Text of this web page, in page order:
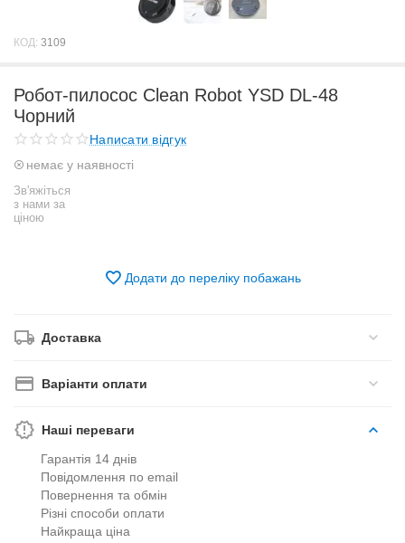
КОД: 3109
Робот-пилосос Clean Robot YSD DL-48
Чорний
Написати відгук
немає у наявності
Зв'яжіться
з нами за
ціною
Додати до переліку побажань
Доставка
Варіанти оплати
Наші переваги
Гарантія 14 днів
Повідомлення по email
Повернення та обмін
Різні способи оплати
Найкраща ціна